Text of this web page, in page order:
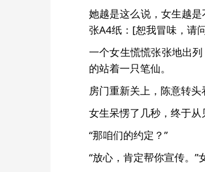
她越是这么说，女生越
张A4纸：[恕我冒味，请
一个女生慌慌张张地出
的站着一只笔仙。
房门重新关上，陈意转
女生呆愣了几秒，终于
“那咱们的约定？”
“放心，肯定帮你宣传。”